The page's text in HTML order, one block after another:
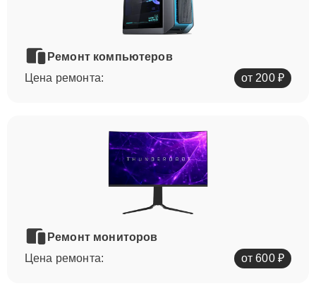
Ремонт компьютеров
Цена ремонта:
от 200 ₽
Ремонт мониторов
Цена ремонта:
от 600 ₽